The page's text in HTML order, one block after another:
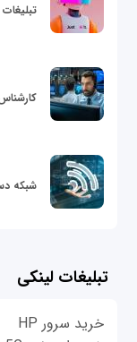
شبکه
تبلیغات لینکی
خرید سرور HP